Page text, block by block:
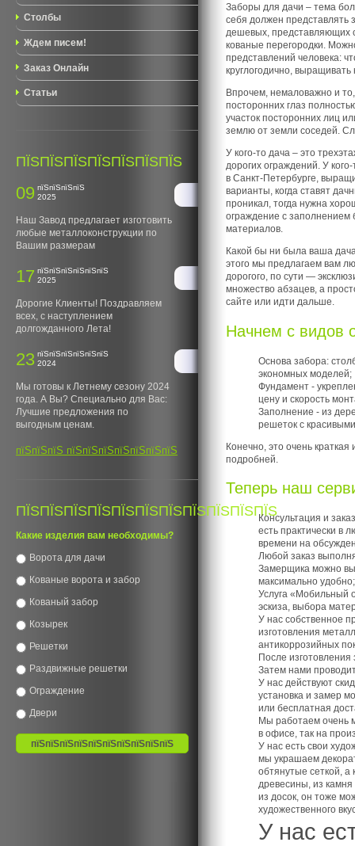
Столбы
Ждем писем!
Заказ Онлайн
Статьи
ПЇЅПЇЅПЇЅПЇЅПЇЅПЇЅПЇЅ
09 пїЅпїЅпїЅпїЅ
2025
Наш Завод предлагает изготовить
любые металлоконструкции по
Вашим размерам
17 пїЅпїЅпїЅпїЅпїЅпїЅ
2025
Дорогие Клиенты! Поздравляем
всех, с наступлением
долгожданного Лета!
23 пїЅпїЅпїЅпїЅпїЅпїЅ
2024
Мы готовы к Летнему сезону 2024
года. А Вы? Специально для Вас:
Лучшие предложения по
выгодным ценам.
пїЅпїЅпїЅ пїЅпїЅпїЅпїЅпїЅпїЅпїЅ
ПЇЅПЇЅПЇЅПЇЅПЇЅПЇЅПЇЅПЇЅПЇЅПЇЅПЇЅ
Какие изделия вам необходимы?
Ворота для дачи
Кованые ворота и забор
Кованый забор
Козырек
Решетки
Раздвижные решетки
Ограждение
Двери
Заборы для дачи – тема
себя должен представлять
дешевых, представляющих
кованые перегородки.
представлений человека:
круглогодично,
Впрочем, немаловажно и
посторонних глаз
участок посторонних лиц
землю от земли соседей.
У кого-то дача – это
дорогих ограждений. У
в Санкт-Петербурге,
варианты, когда ставят
проникал, тогда нужна
ограждение с
материалов.
Какой бы ни была ваша
этого мы предлагаем вам
дорогого, по сути —
множество абзацев, а
сайте или идти дальше.
Начнем с видов
Основа забора:
экономных моделей;
Фундамент -
цену и скорость
Заполнение - из
решеток с
Конечно, это очень
подробней.
Теперь наш
Консультация и
есть практически в
времени на
Любой заказ
Замерщика можно
максимально удобно;
Услуга «Мобильный
эскиза, выбора
У нас собственное
изготовления
антикоррозийных
После
Затем нами
У нас действуют
установка и замер
или бесплатная
Мы работаем очень
в офисе, так на
У нас есть свои
мы украшаем
обтянутые сеткой, а
древесины, из
из досок, он тоже
художественного
У нас